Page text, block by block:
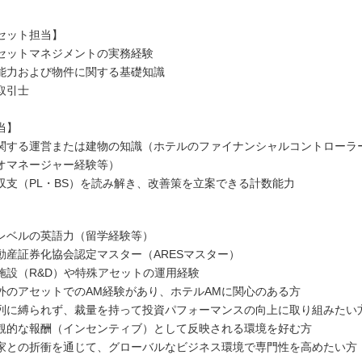
ト担当】
ットマネジメントの実務経験
力および物件に関する基礎知識
引士
する運営または建物の知識（ホテルのファイナンシャルコントローラ
マネージャー経験等）
支（PL・BS）を読み解き、改善策を立案できる計数能力
ベルの英語力（留学経験等）
産証券化協会認定マスター（ARESマスター）
設（R&D）や特殊アセットの運用経験
のアセットでのAM経験があり、ホテルAMに関心のある方
に縛られず、裁量を持って投資パフォーマンスの向上に取り組みたい
的な報酬（インセンティブ）として反映される環境を好む方
との折衝を通じて、グローバルなビジネス環境で専門性を高めたい方